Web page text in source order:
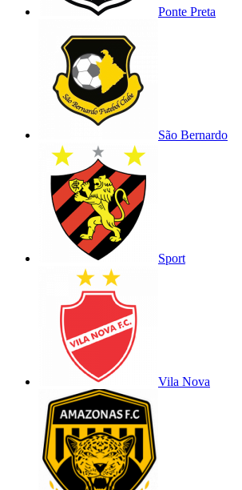
Ponte Preta
São Bernardo
Sport
Vila Nova